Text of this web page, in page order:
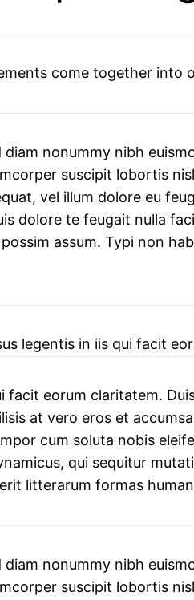
come together into
nonummy nibh
suscipit lobortis
vel illum dolore eu
dolore te feugait nulla
assum. Typi non
legentis in iis qui facit
eorum claritatem.
at vero eros et
cum soluta nobis
qui sequitur
litterarum formas
nonummy nibh
suscipit lobortis